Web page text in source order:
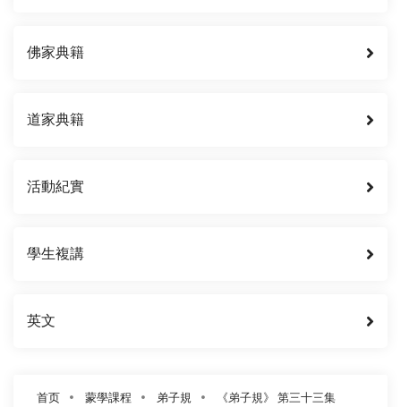
佛家典籍
道家典籍
活動紀實
學生複講
英文
首页 蒙學課程 弟子規 《弟子規》 第三十三集